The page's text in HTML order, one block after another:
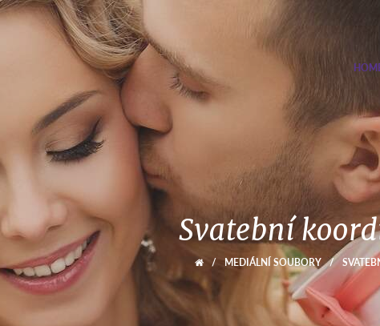
Svatební
/ MEDIÁLNÍ SOUBORY /